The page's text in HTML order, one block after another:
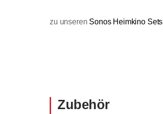
zu unseren Sonos Heimkino Sets
Zubehör